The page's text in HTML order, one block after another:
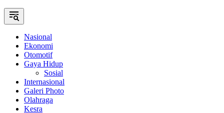
Nasional
Ekonomi
Otomotif
Gaya Hidup
Sosial
Internasional
Galeri Photo
Olahraga
Kesra